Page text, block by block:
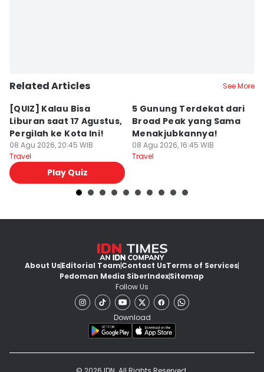
Related Articles See More
[QUIZ] Kalau Bisa
Liburan saat 17 Agustus,
Pergilah ke Kota Ini!
08 Agu 2026, 20:45 WIB
Travel
Play Quiz
5 Gunung Terdekat dari
Broad Peak yang Sama
Menakjubkannya!
08 Agu 2026, 16:45 WIB
Travel
About UsEditorial TeamContact UsTerms of Services
Pedoman Media SiberIndexSitemap
Follow Us
Download